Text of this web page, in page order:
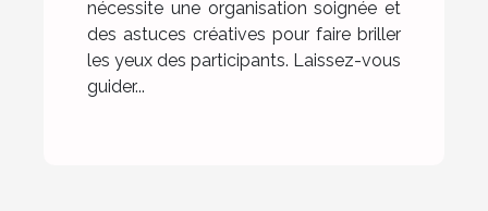
nécessite une organisation soignée et
des astuces créatives pour faire briller
les yeux des participants. Laissez-vous
guider...